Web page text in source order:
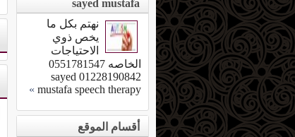
sayed mustafa
نهتم بكل ما
يخص ذوي
الاحتياجات
الخاصه 0551781547
01228190842 sayed
mustafa speech therapy
»
أقسام الموقع